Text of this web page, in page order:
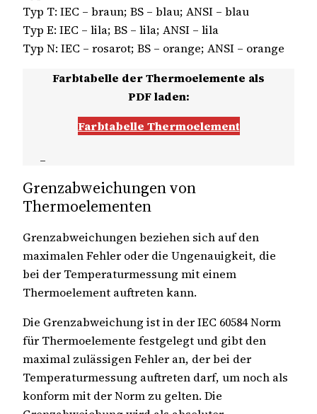
Typ T: IEC – braun; BS – blau; ANSI – blau
Typ E: IEC – lila; BS – lila; ANSI – lila
Typ N: IEC – rosarot; BS – orange; ANSI – orange
Farbtabelle der Thermoelemente als
PDF laden:
Farbtabelle Thermoelement
Grenzabweichungen von
Thermoelementen
Grenzabweichungen beziehen sich auf den
maximalen Fehler oder die Ungenauigkeit, die
bei der Temperaturmessung mit einem
Thermoelement auftreten kann.
Die Grenzabweichung ist in der IEC 60584 Norm
für Thermoelemente festgelegt und gibt den
maximal zulässigen Fehler an, der bei der
Temperaturmessung auftreten darf, um noch als
konform mit der Norm zu gelten. Die